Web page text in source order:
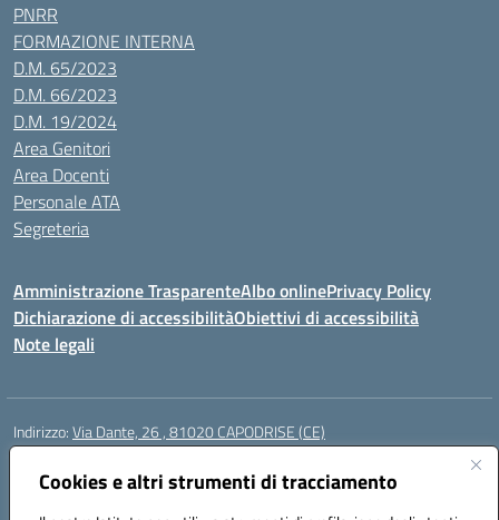
Cookies e altri strumenti di tracciamento
PNRR
FORMAZIONE INTERNA
D.M. 65/2023
D.M. 66/2023
D.M. 19/2024
Area Genitori
Area Docenti
Personale ATA
Segreteria
Amministrazione TrasparenteAlbo onlinePrivacy Policy
Dichiarazione di accessibilitàObiettivi di accessibilità
Note legali
Indirizzo:Via Dante, 26 , 81020 CAPODRISE (CE)
Centralino:
Posta elettronica certificata (PEC):CEIC83000V@pec.istruzione.it